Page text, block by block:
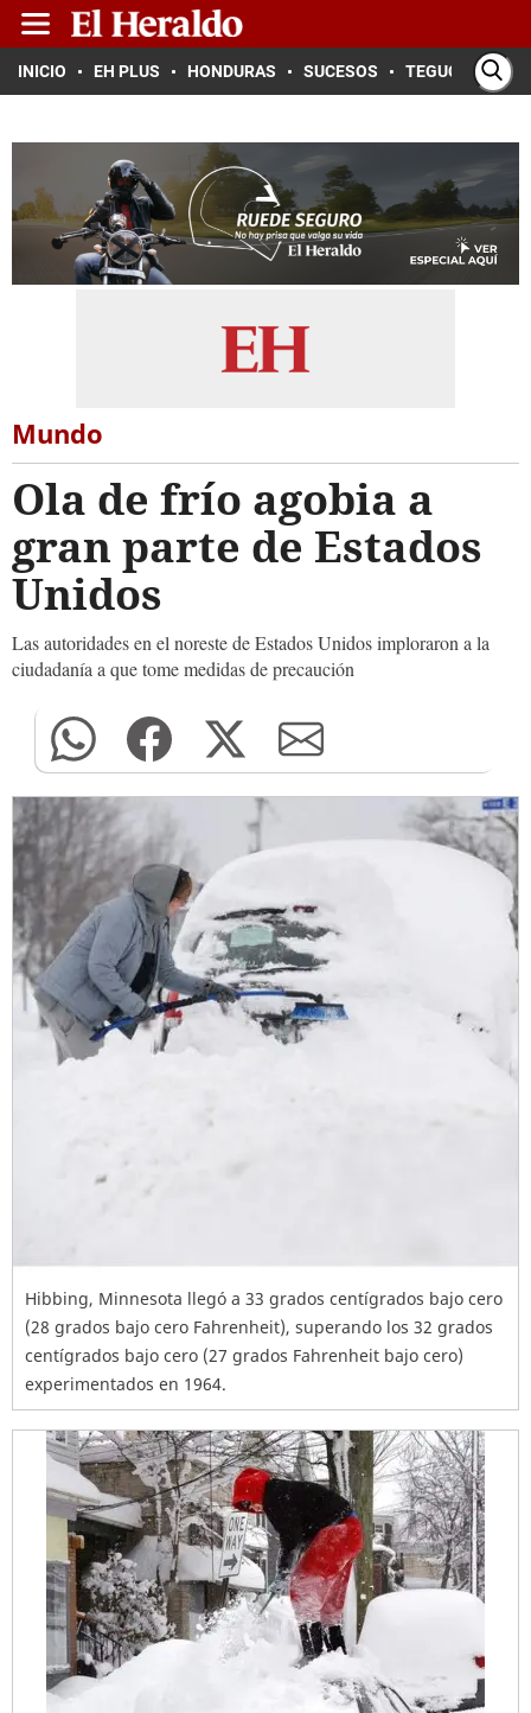
INICIO EH PLUS HONDURAS SUCESOS TEGUCIGALPA
Mundo
Ola de frío agobia a
gran parte de Estados
Unidos
Las autoridades en el noreste de Estados Unidos imploraron a la
ciudadanía a que tome medidas de precaución
Hibbing, Minnesota llegó a 33 grados centígrados bajo cero
(28 grados bajo cero Fahrenheit), superando los 32 grados
centígrados bajo cero (27 grados Fahrenheit bajo cero)
experimentados en 1964.